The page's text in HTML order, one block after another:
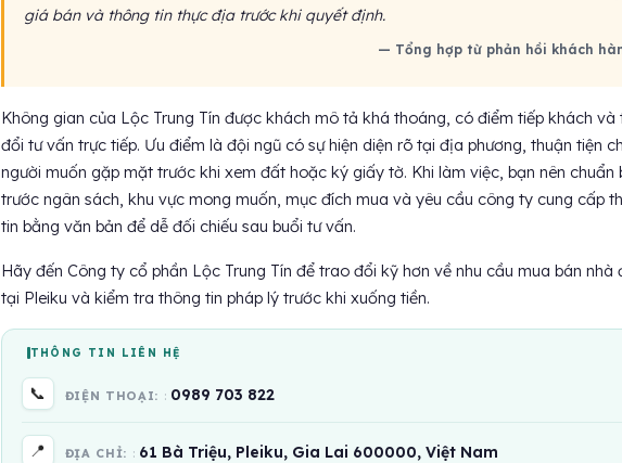
giá bán và thông tin thực địa trước khi quyết định.
— Tổng hợp từ phản hồi khách
Không gian của Lộc Trung Tín được khách mô tả khá thoáng, có điểm tiếp khách và
đổi tư vấn trực tiếp. Ưu điểm là đội ngũ có sự hiện diện rõ tại địa phương, thuận tiện
người muốn gặp mặt trước khi xem đất hoặc ký giấy tờ. Khi làm việc, bạn nên chuẩn
trước ngân sách, khu vực mong muốn, mục đích mua và yêu cầu công ty cung cấp
tin bằng văn bản để dễ đối chiếu sau buổi tư vấn.
Hãy đến Công ty cổ phần Lộc Trung Tín để trao đổi kỹ hơn về nhu cầu mua bán nhà
tại Pleiku và kiểm tra thông tin pháp lý trước khi xuống tiền.
THÔNG TIN LIÊN HỆ
📞 ĐIỆN THOẠI: 0989 703 822
📍 ĐỊA CHỈ: 61 Bà Triệu, Pleiku, Gia Lai 600000, Việt Nam